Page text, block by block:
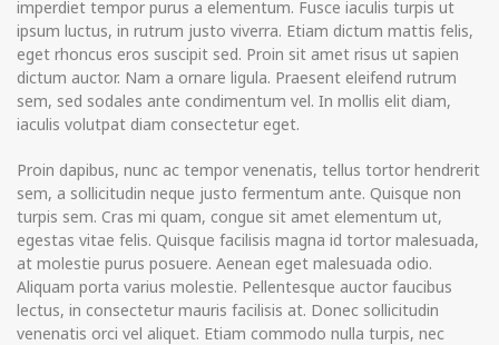
imperdiet tempor purus a elementum. Fusce iaculis turpis ut
ipsum luctus, in rutrum justo viverra. Etiam dictum mattis felis,
eget rhoncus eros suscipit sed. Proin sit amet risus ut sapien
dictum auctor. Nam a ornare ligula. Praesent eleifend rutrum
sem, sed sodales ante condimentum vel. In mollis elit diam,
iaculis volutpat diam consectetur eget.
Proin dapibus, nunc ac tempor venenatis, tellus tortor hendrerit
sem, a sollicitudin neque justo fermentum ante. Quisque non
turpis sem. Cras mi quam, congue sit amet elementum ut,
egestas vitae felis. Quisque facilisis magna id tortor malesuada,
at molestie purus posuere. Aenean eget malesuada odio.
Aliquam porta varius molestie. Pellentesque auctor faucibus
lectus, in consectetur mauris facilisis at. Donec sollicitudin
venenatis orci vel aliquet. Etiam commodo nulla turpis, nec